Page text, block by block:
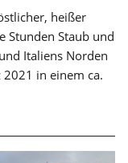
heißer
Stunden Staub und
Italiens Norden
in einem ca.